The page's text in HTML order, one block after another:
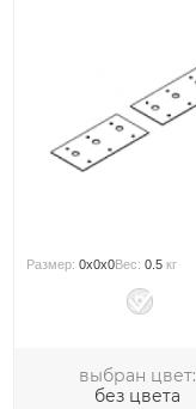
Размер:0x0x0Вес:0.5 кг
выбран цвет:
без цвета